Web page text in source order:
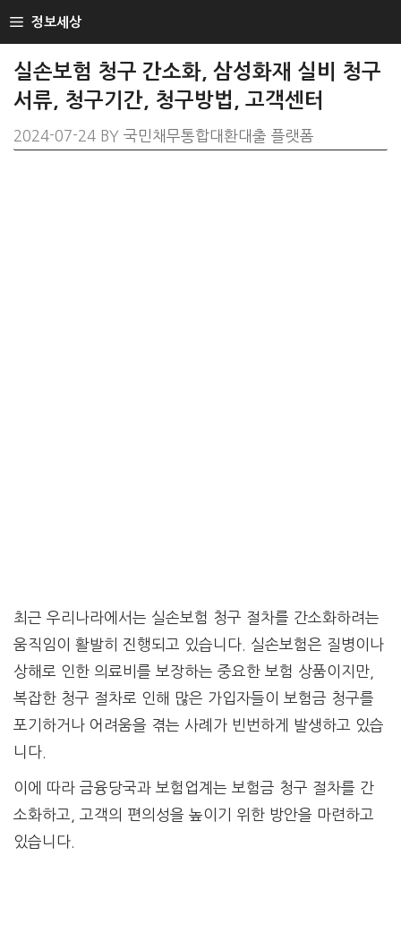
TO
정보세상
실손보험 청구 간소화, 삼성화재 실비 청구
서류, 청구기간, 청구방법, 고객센터
2024-07-24 BY 국민채무통합대환대출 플랫폼
최근 우리나라에서는 실손보험 청구 절차를 간소화하려는
움직임이 활발히 진행되고 있습니다. 실손보험은 질병이나
상해로 인한 의료비를 보장하는 중요한 보험 상품이지만,
복잡한 청구 절차로 인해 많은 가입자들이 보험금 청구를
포기하거나 어려움을 겪는 사례가 빈번하게 발생하고 있습
니다.
이에 따라 금융당국과 보험업계는 보험금 청구 절차를 간
소화하고, 고객의 편의성을 높이기 위한 방안을 마련하고
있습니다.